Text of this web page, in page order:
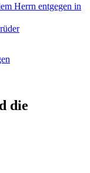
Herrn entgegen in
die